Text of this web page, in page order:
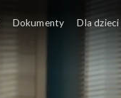
Dokumenty Dla dzieci